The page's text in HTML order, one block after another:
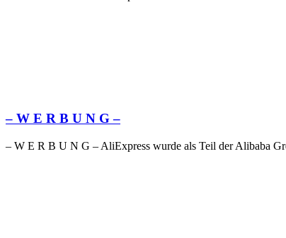
– W Ε R Β U Ν G –
– W Ε R Β U Ν G – AliExpress wurde als Teil der Alibaba